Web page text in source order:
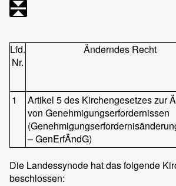
Lfd.
Nr.
Änderndes Recht
1
Artikel 5 des Kirchengesetzes zur
von Genehmigungserfordernissen
– GenErfÄndG)
Die Landessynode hat das folgende
beschlossen: